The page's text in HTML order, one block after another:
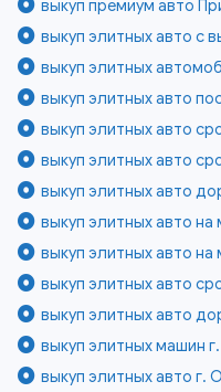
выкуп премиум авто
выкуп элитных авто с
выкуп элитных
выкуп элитных авто
выкуп элитных авто
выкуп элитных авто
выкуп элитных авто
выкуп элитных авто на
выкуп элитных авто на
выкуп элитных авто
выкуп элитных авто
выкуп элитных машин
выкуп элитных авто г.